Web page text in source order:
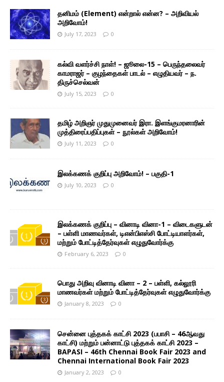
தனிமம் (Element) என்றால் என்ன? – அறிவியல்
அறிவோம்!
July 17, 2023 0
கல்வி வளர்ச்சி நாள்! – ஜூலை-15 – பெருந்தலைவர்
காமராஜர் – குழந்தைகள் பாடல் – எழுதியவர் – ந.
திருச்செல்வன்
July 15, 2023 0
தமிழ் அறிஞர் முதுமுனைவர் இரா. இளங்குமரனாரின்
முத்திரைப்பதிப்புகள் – நூல்கள் அறிவோம்!
July 11, 2023 0
இலக்கணக் குறிப்பு அறிவோம்! – பகுதி-1
July 10, 2023 0
இலக்கணக் குறிப்பு – வினாடி வினா-1 – விடைகளுடன்
– பள்ளி மாணவர்கள், டிஎன்பிஎஸ்சி போட்டியாளர்கள்,
மற்றும் போட்டித்தேர்வுகள் எழுதுவோர்க்கு
February 6, 2023 0
பொது அறிவு வினாடி வினா – 2 – பள்ளி, கல்லூரி
மாணவர்கள் மற்றும் போட்டித்தேர்வுகள் எழுதுவோர்க்கு
January 8, 2023 0
சென்னை புத்தகக் காட்சி 2023 (பபாசி – 46ஆவது
காட்சி) மற்றும் பன்னாட்டு புத்தகக் காட்சி 2023 –
BAPASI – 46th Chennai Book Fair 2023 and
Chennai International Book Fair 2023
January 2, 2023 0